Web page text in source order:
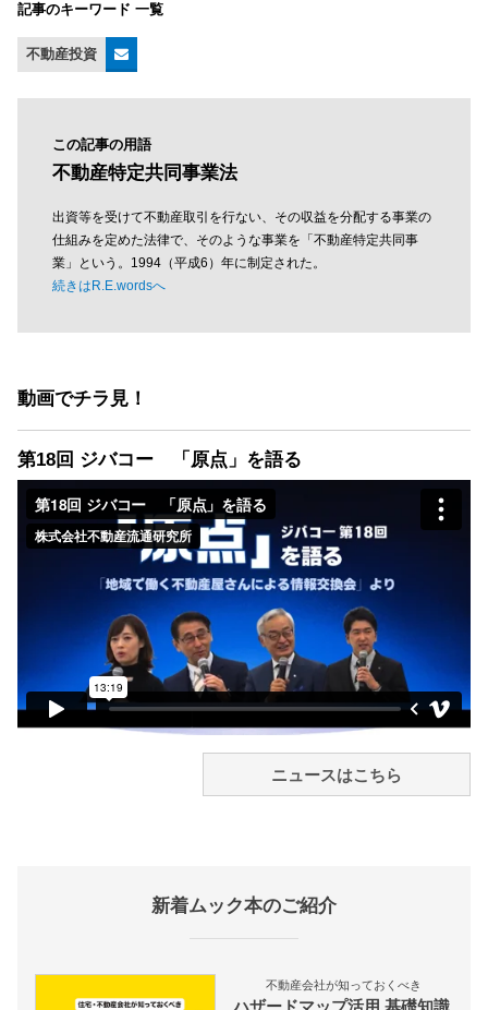
記事のキーワード 一覧
不動産投資
この記事の用語
不動産特定共同事業法
出資等を受けて不動産取引を行ない、その収益を分配する事業の
仕組みを定めた法律で、そのような事業を「不動産特定共同事
業」という。1994（平成6）年に制定された。
続きはR.E.wordsへ
動画でチラ見！
第18回 ジバコー 「原点」を語る
ニュースはこちら
新着ムック本のご紹介
不動産会社が知っておくべき